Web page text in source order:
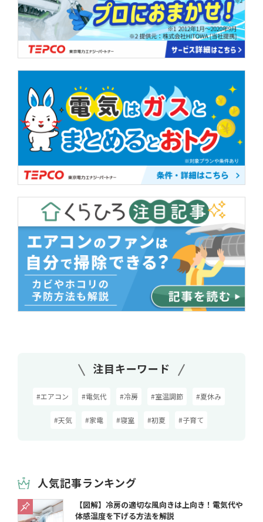
注目キーワード
#エアコン #電気代 #冷房 #室温調節 #夏休み
#天気 #家電 #寝室 #初夏 #子育て
人気記事ランキング
【図解】冷房の適切な風向きは上向き！電気代や
体感温度を下げる方法を解説